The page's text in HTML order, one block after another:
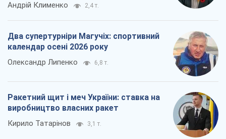
Андрій Клименко 2,4 т.
Два супертурніри Магучіх: спортивний
календар осені 2026 року
Олександр Липенко 6,8 т.
Ракетний щит і меч України: ставка на
виробництво власних ракет
Кирило Татарінов 3,1 т.